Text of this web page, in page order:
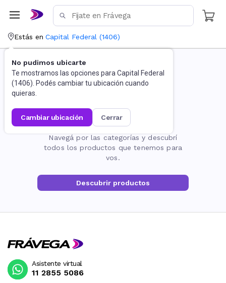
Estás en Capital Federal (1406)
No pudimos ubicarte
Te mostramos las opciones para Capital Federal
(1406). Podés cambiar tu ubicación cuando
quieras.
cambiar ubicación cerrar
La página no existe
Navegá por las categorías y descubrí
todos los productos que tenemos para
vos.
Descubrir productos
Asistente virtual
11 2855 5086